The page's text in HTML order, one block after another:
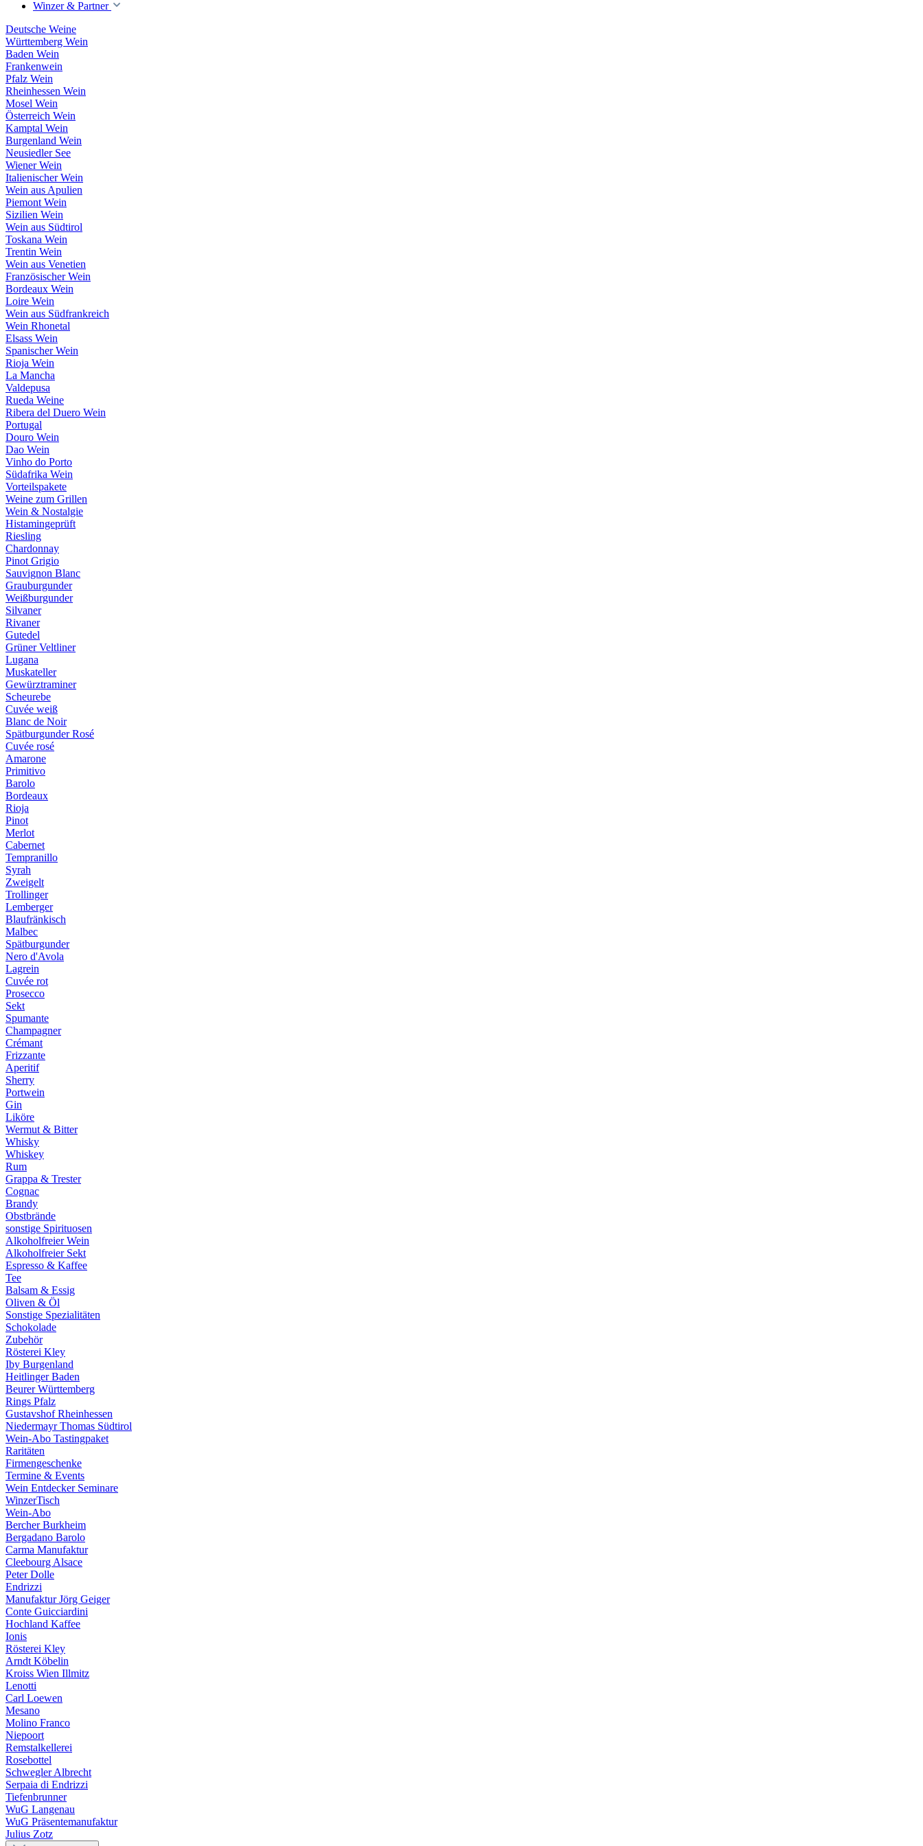
Winzer & Partner
Deutsche Weine
Württemberg Wein
Baden Wein
Frankenwein
Pfalz Wein
Rheinhessen Wein
Mosel Wein
Österreich Wein
Kamptal Wein
Burgenland Wein
Neusiedler See
Wiener Wein
Italienischer Wein
Wein aus Apulien
Piemont Wein
Sizilien Wein
Wein aus Südtirol
Toskana Wein
Trentin Wein
Wein aus Venetien
Französischer Wein
Bordeaux Wein
Loire Wein
Wein aus Südfrankreich
Wein Rhonetal
Elsass Wein
Spanischer Wein
Rioja Wein
La Mancha
Valdepusa
Rueda Weine
Ribera del Duero Wein
Portugal
Douro Wein
Dao Wein
Vinho do Porto
Südafrika Wein
Vorteilspakete
Weine zum Grillen
Wein & Nostalgie
Histamingeprüft
Riesling
Chardonnay
Pinot Grigio
Sauvignon Blanc
Grauburgunder
Weißburgunder
Silvaner
Rivaner
Gutedel
Grüner Veltliner
Lugana
Muskateller
Gewürztraminer
Scheurebe
Cuvée weiß
Blanc de Noir
Spätburgunder Rosé
Cuvée rosé
Amarone
Primitivo
Barolo
Bordeaux
Rioja
Pinot
Merlot
Cabernet
Tempranillo
Syrah
Zweigelt
Trollinger
Lemberger
Blaufränkisch
Malbec
Spätburgunder
Nero d'Avola
Lagrein
Cuvée rot
Prosecco
Sekt
Spumante
Champagner
Crémant
Frizzante
Aperitif
Sherry
Portwein
Gin
Liköre
Wermut & Bitter
Whisky
Whiskey
Rum
Grappa & Trester
Cognac
Brandy
Obstbrände
sonstige Spirituosen
Alkoholfreier Wein
Alkoholfreier Sekt
Espresso & Kaffee
Tee
Balsam & Essig
Oliven & Öl
Sonstige Spezialitäten
Schokolade
Zubehör
Rösterei Kley
Iby Burgenland
Heitlinger Baden
Beurer Württemberg
Rings Pfalz
Gustavshof Rheinhessen
Niedermayr Thomas Südtirol
Wein-Abo Tastingpaket
Raritäten
Firmengeschenke
Termine & Events
Wein Entdecker Seminare
WinzerTisch
Wein-Abo
Bercher Burkheim
Bergadano Barolo
Carma Manufaktur
Cleebourg Alsace
Peter Dolle
Endrizzi
Manufaktur Jörg Geiger
Conte Guicciardini
Hochland Kaffee
Ionis
Rösterei Kley
Arndt Köbelin
Kroiss Wien Illmitz
Lenotti
Carl Loewen
Mesano
Molino Franco
Niepoort
Remstalkellerei
Rosebottel
Schwegler Albrecht
Serpaia di Endrizzi
Tiefenbrunner
WuG Langenau
WuG Präsentemanufaktur
Julius Zotz